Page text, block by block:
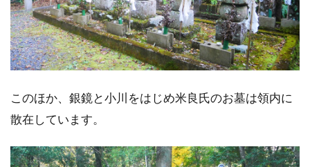
このほか、銀鏡と小川をはじめ米良氏のお墓は領内に
散在しています。